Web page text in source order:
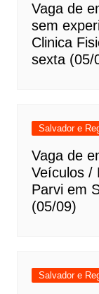
Vaga de
sem
Clinica
sexta (05/
Salvador e
Vaga de
Veículos /
Parvi em
(05/09)
Salvador e